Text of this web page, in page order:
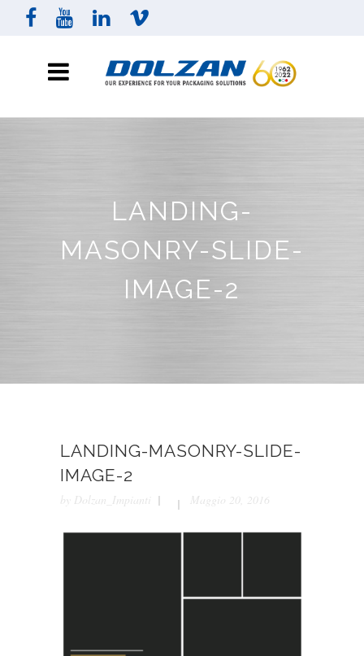
LANDING-
MASONRY-SLIDE-
IMAGE-2
LANDING-MASONRY-SLIDE-
IMAGE-2
by Dolzan_Impianti Maggio 20, 2016